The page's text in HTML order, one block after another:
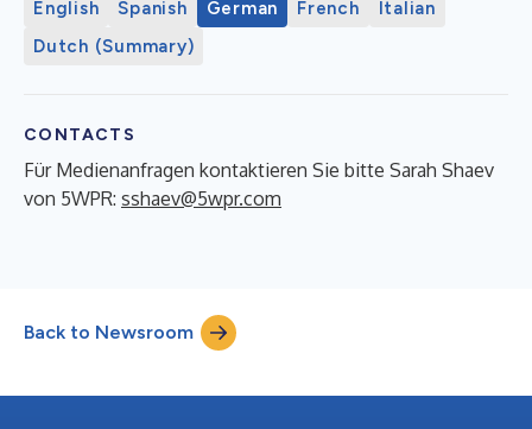
English Spanish German French
Italian
Dutch (Summary)
CONTACTS
Für Medienanfragen kontaktieren Sie bitte Sarah Shaev
von 5WPR: sshaev@5wpr.com
Back to Newsroom